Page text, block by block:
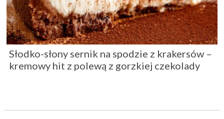
Słodko-słony sernik na spodzie z krakersów –
kremowy hit z polewą z gorzkiej czekolady